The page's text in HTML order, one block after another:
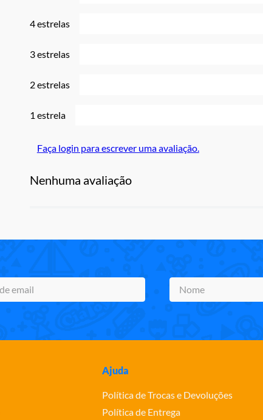
4 estrelas
3 estrelas
2 estrelas
1 estrela
Faça login para escrever uma avaliação.
Nenhuma avaliação
Ajuda
Política de Trocas e Devoluções
Política de Entrega